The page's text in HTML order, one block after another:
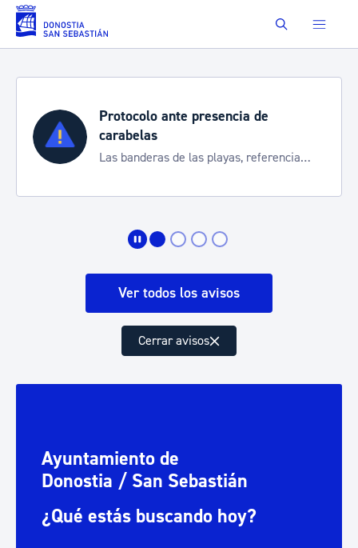
Saltar al contenido principal Buscar
referencia
Semana Grande 2026
Cortes de tráfico y servicios
de transporte
Ver todos los avisos
Cerrar avisos
Ayuntamiento de
Donostia / San Sebastián
¿Qué estás buscando hoy?